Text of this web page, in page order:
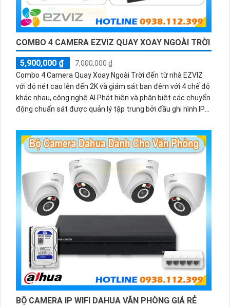
COMBO 4 CAMERA EZVIZ QUAY XOAY NGOÀI TRỜI
5,900,000 ₫
7,000,000 ₫
Combo 4 Camera Quay Xoay Ngoài Trời đến từ nhà EZVIZ
với độ nét cao lên đến 2K và giám sát ban đêm với 4 chế độ
khác nhau, công nghệ AI Phát hiện và phân biệt các chuyển
động chuẩn sát được quản lý tập trung bởi đầu ghi hình IP
BỘ CAMERA IP WIFI DAHUA VĂN PHÒNG GIÁ RẺ